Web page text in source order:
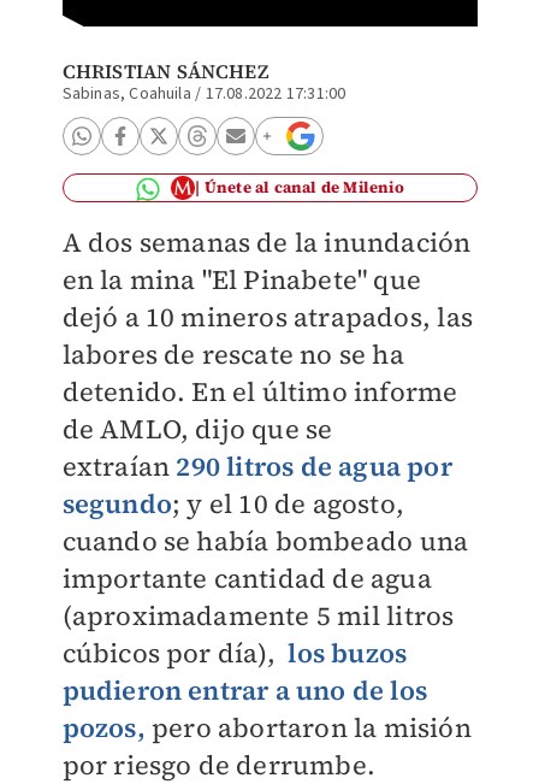
CHRISTIAN SÁNCHEZ
Sabinas, Coahuila / 17.08.2022 17:31:00
Únete al canal de Milenio
A dos semanas de la inundación
en la mina "El Pinabete" que
dejó a 10 mineros atrapados, las
labores de rescate no se ha
detenido. En el último informe
de AMLO, dijo que se
extraían 290 litros de agua por
segundo; y el 10 de agosto,
cuando se había bombeado una
importante cantidad de agua
(aproximadamente 5 mil litros
cúbicos por día),los buzos
pudieron entrar a uno de los
pozos, pero abortaron la misión
por riesgo de derrumbe.